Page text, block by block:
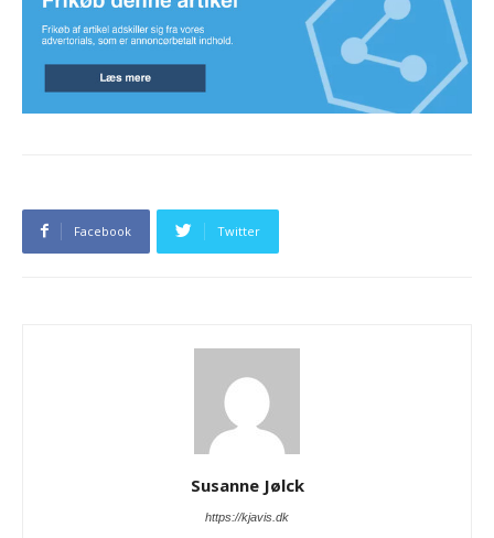
Facebook Twitter
Susanne Jølck
https://kjavis.dk